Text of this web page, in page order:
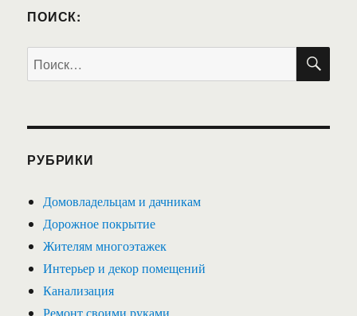
ПОИСК:
Искать:
РУБРИКИ
Домовладельцам и дачникам
Дорожное покрытие
Жителям многоэтажек
Интерьер и декор помещений
Канализация
Ремонт своими руками